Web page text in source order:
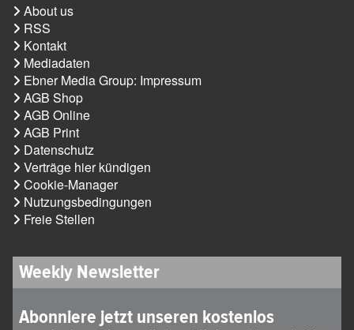
About us
RSS
Kontakt
Mediadaten
Ebner Media Group: Impressum
AGB Shop
AGB Online
AGB Print
Datenschutz
Verträge hier kündigen
Cookie-Manager
Nutzungsbedingungen
Freie Stellen
Weekly Newsletter
Abonniere jetzt unseren kostenlos